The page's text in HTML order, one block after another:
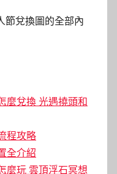
節兌換圖的全部內
麼兌換 光遇撓頭和
程攻略
全介紹
麼玩 雲頂浮石冥想